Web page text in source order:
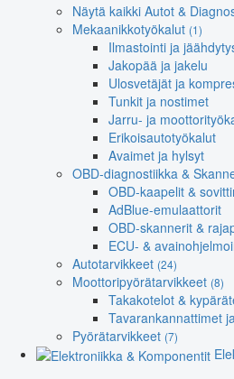
Näytä kaikki Autot &
Mekaanikkotyökalut (1)
Ilmastointi ja
Jakopää ja jakelu
Ulosvetäjät ja
Tunkit ja nostimet
Jarru- ja
Erikoisautotyökalut
Avaimet ja hylsyt
OBD-diagnostiikka &
OBD-kaapelit &
AdBlue-emulaattorit
OBD-skannerit &
ECU- &
Autotarvikkeet (24)
Moottoripyörätarvikkeet (8)
Takakotelot &
Tavarankannattimet
Pyörätarvikkeet (7)